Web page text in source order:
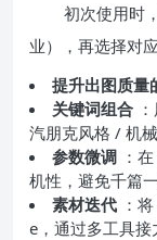
初次使用时
业），再选择对应
提升出图质量
关键词组合
汽朋克风格 / 机
参数微调 ：
机性，避免千篇
素材迭代 ：
e，通过多工具接